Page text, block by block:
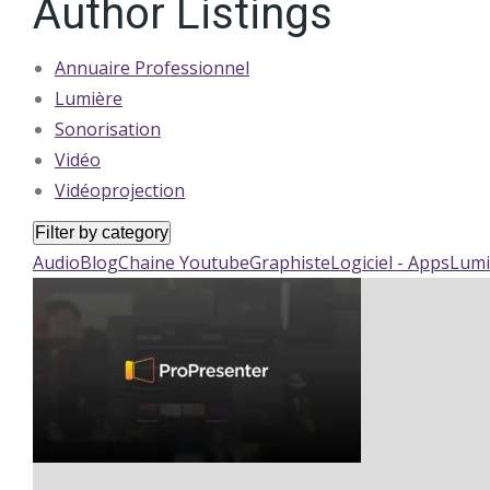
Author Listings
Annuaire Professionnel
Lumière
Sonorisation
Vidéo
Vidéoprojection
Filter by category
AudioBlogChaine YoutubeGraphisteLogiciel - Apps